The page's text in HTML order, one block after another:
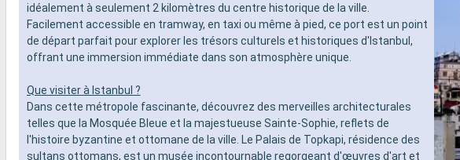
idéalement à seulement 2 kilomètres du centre historique de la ville.
Facilement accessible en tramway, en taxi ou même à pied, ce port est un point
de départ parfait pour explorer les trésors culturels et historiques d'Istanbul,
offrant une immersion immédiate dans son atmosphère unique.
Que visiter à Istanbul ?
Dans cette métropole fascinante, découvrez des merveilles architecturales
telles que la Mosquée Bleue et la majestueuse Sainte-Sophie, reflets de
l'histoire byzantine et ottomane de la ville. Le Palais de Topkapi, résidence des
sultans ottomans, est un musée incontournable regorgeant d'œuvres d'art et